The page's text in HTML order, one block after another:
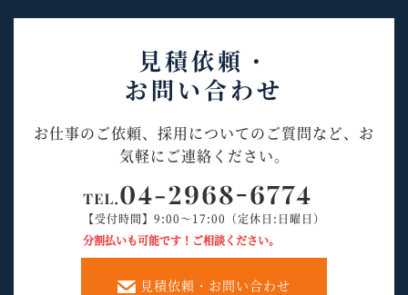
見積依頼・
お問い合わせ
お仕事のご依頼、採用についてのご質問など、お
気軽にご連絡ください。
【受付時間】9:00～17:00（定休日:日曜日）
分割払いも可能です！ご相談ください。
見積依頼・お問い合わせ